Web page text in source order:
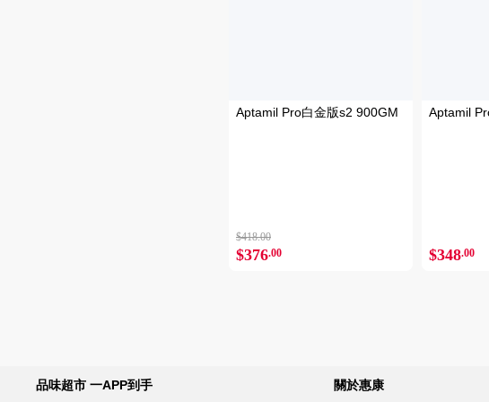
Aptamil Pro白金版s2 900GM
$418.00
$376.00 $348.00
品味超市 一APP到手 關於惠康